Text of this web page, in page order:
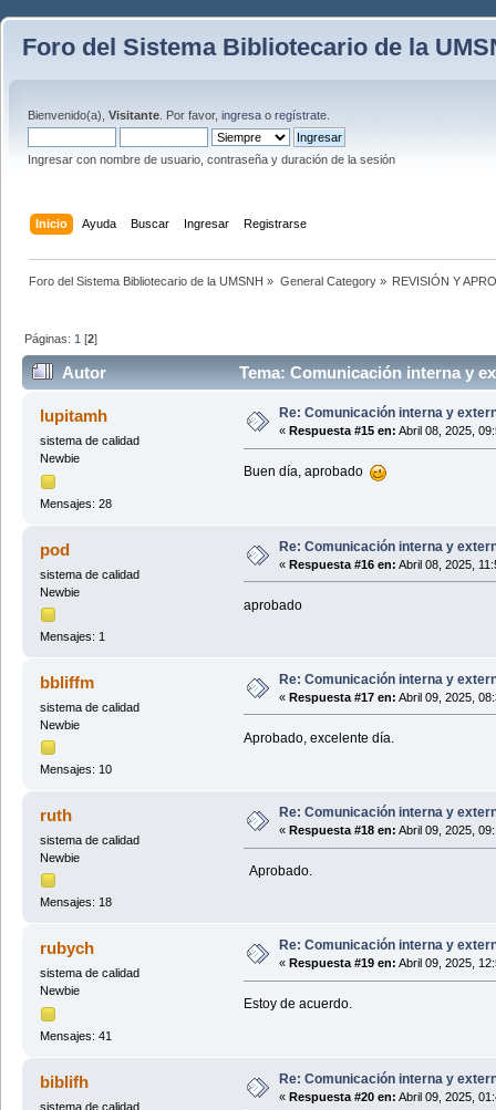
Foro del Sistema Bibliotecario de la
Bienvenido(a), Visitante . Por favor, ingresa o regístrate
Ingresar con nombre de usuario, contraseña y duración de la sesión
Inicio Ayuda Buscar Ingresar Registrarse
Foro del Sistema Bibliotecario de la UMSNH » General Category» REVISIÓN Y
Páginas: 1 [2]
Autor Tema: Comunicación interna y
lupitamh
sistema de calidad
Newbie
Mensajes: 28
Re: Comunicación interna y
« Respuesta #15 en: Abril 08, 2025,
Buen día, aprobado
pod
sistema de calidad
Newbie
Mensajes: 1
Re: Comunicación interna y
« Respuesta #16 en: Abril 08, 2025,
aprobado
bbliffm
sistema de calidad
Newbie
Mensajes: 10
Re: Comunicación interna y
« Respuesta #17 en: Abril 09, 2025,
Aprobado, excelente día.
ruth
sistema de calidad
Newbie
Mensajes: 18
Re: Comunicación interna y
« Respuesta #18 en: Abril 09, 2025,
Aprobado.
rubych
sistema de calidad
Newbie
Mensajes: 41
Re: Comunicación interna y
« Respuesta #19 en: Abril 09, 2025,
Estoy de acuerdo.
biblifh
sistema de calidad
Re: Comunicación interna y
« Respuesta #20 en: Abril 09, 2025,